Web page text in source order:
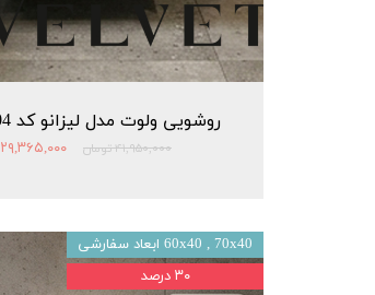
روشویی ولوت مدل لیزانو کد 004 LIZANO
۴۱,۹۵۰,۰۰۰ تومان ۲۹,۳۶۵,۰۰۰ تومان
60x40 , 70x40 ابعاد سفارشی
۳۰ درصد